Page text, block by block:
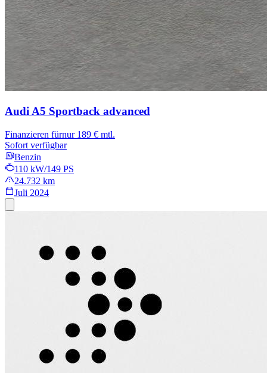
Audi A5 Sportback advanced
Finanzieren fürnur 189 € mtl.
Sofort verfügbar
Benzin
110 kW/149 PS
24.732 km
Juli 2024